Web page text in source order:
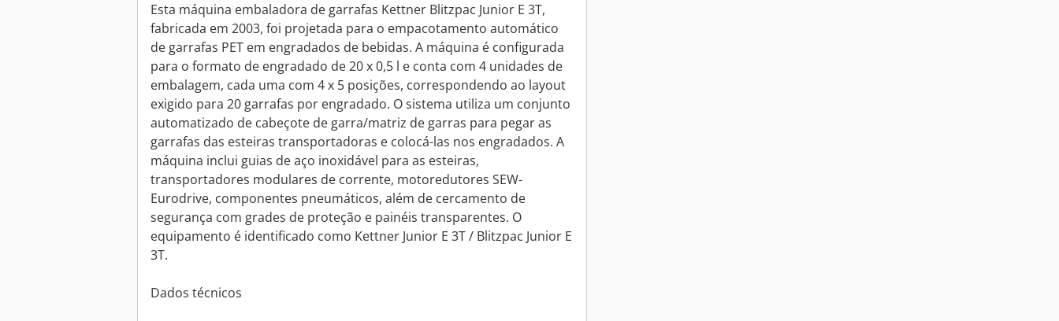
Esta máquina embaladora de garrafas Kettner Blitzpac Junior E 3T,
fabricada em 2003, foi projetada para o empacotamento automático
de garrafas PET em engradados de bebidas. A máquina é configurada
para o formato de engradado de 20 x 0,5 l e conta com 4 unidades de
embalagem, cada uma com 4 x 5 posições, correspondendo ao layout
exigido para 20 garrafas por engradado. O sistema utiliza um conjunto
automatizado de cabeçote de garra/matriz de garras para pegar as
garrafas das esteiras transportadoras e colocá-las nos engradados. A
máquina inclui guias de aço inoxidável para as esteiras,
transportadores modulares de corrente, motoredutores SEW-
Eurodrive, componentes pneumáticos, além de cercamento de
segurança com grades de proteção e painéis transparentes. O
equipamento é identificado como Kettner Junior E 3T / Blitzpac Junior E
3T.
Dados técnicos